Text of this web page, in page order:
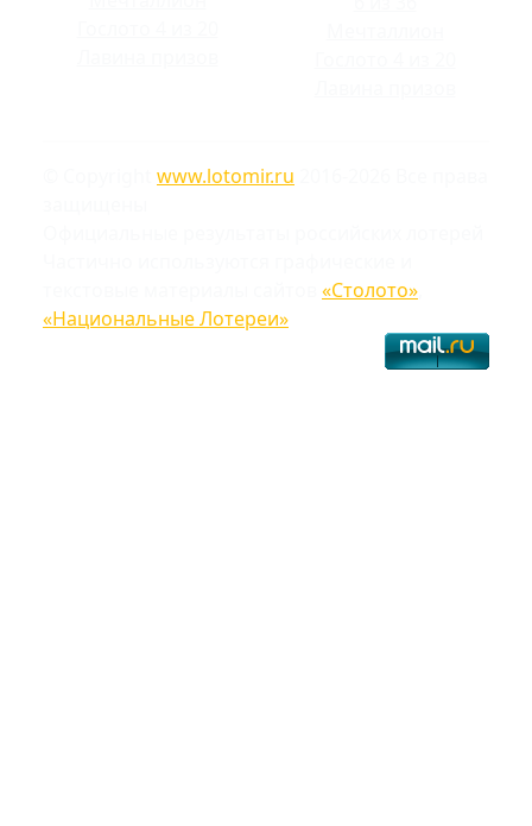
www.lotomir.ru
«Столото»
«Национальные Лотереи»